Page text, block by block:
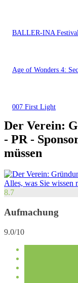
BALLER-INA
Age of Wonders 4:
007 First Light
Der Verein:
- PR -
müssen
8.7
Aufmachung
9.0/10